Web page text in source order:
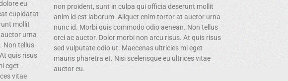
eu
cupidatat
mollit
urna
Non tellus
quis risus
eget
vitae
non proident, sunt in culpa qui officia deserunt mollit
anim id est laborum. Aliquet enim tortor at auctor urna
nunc id. Morbi quis commodo odio aenean. Non tellus
orci ac auctor. Dolor morbi non arcu risus. At quis risus
sed vulputate odio ut. Maecenas ultricies mi eget
mauris pharetra et. Nisi scelerisque eu ultrices vitae
auctor eu.